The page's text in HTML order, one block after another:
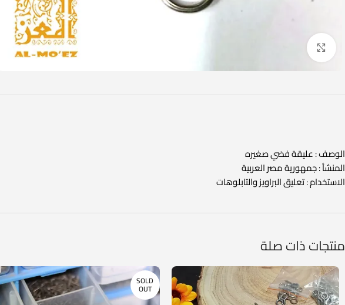
الوصف : عليقة فضي صغيره
المنشأ : جمهورية مصر العربية
الاستخدام : تعليق البراويز والتابلوهات
منتجات ذات صلة
SOLD
OUT